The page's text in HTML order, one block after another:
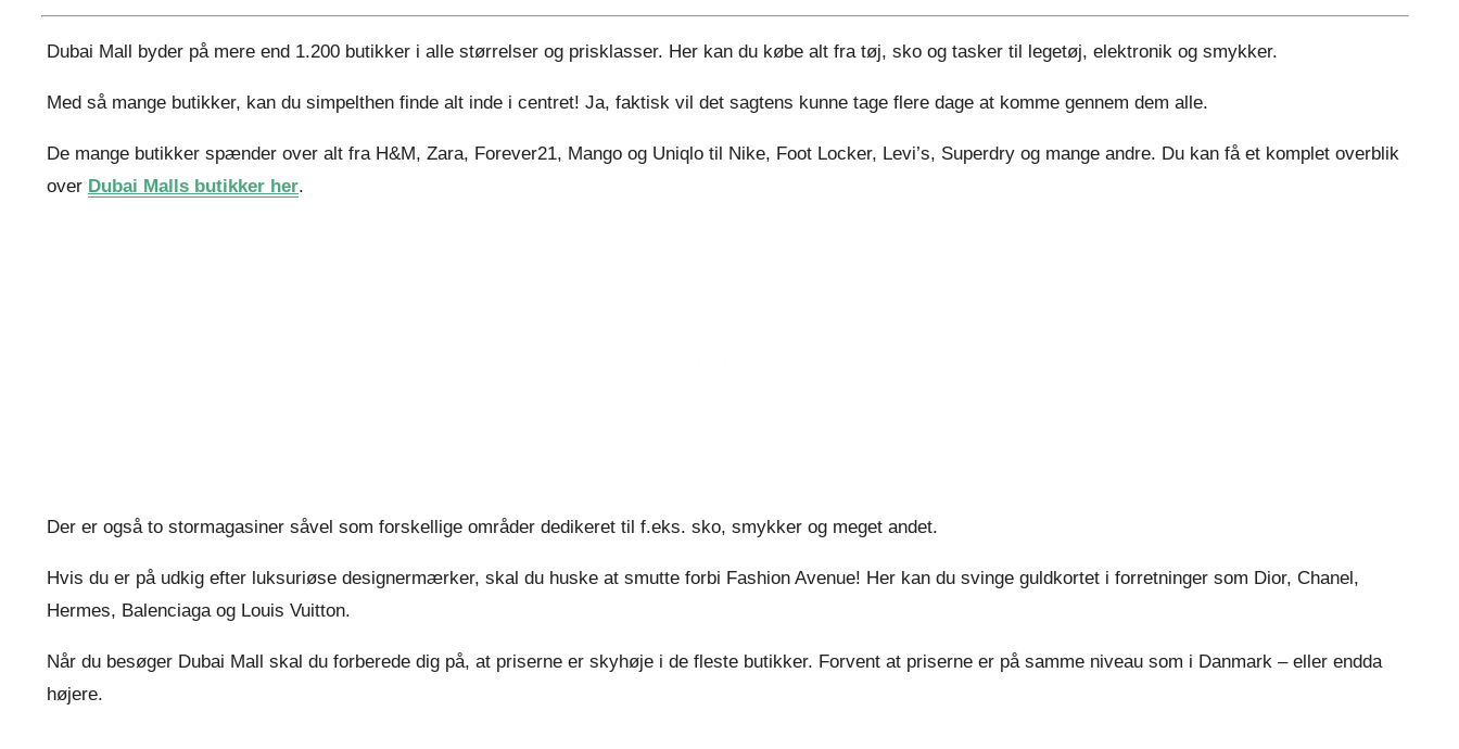
Dubai Mall byder på mere end 1.200 butikker i alle størrelser og prisklasser. Her kan du købe alt fra tøj, sko og tasker til legetøj, elektronik og smykker.
Med så mange butikker, kan du simpelthen finde alt inde i centret! Ja, faktisk vil det sagtens kunne tage flere dage at komme gennem dem alle.
De mange butikker spænder over alt fra H&M, Zara, Forever21, Mango og Uniqlo til Nike, Foot Locker, Levi’s, Superdry og mange andre. Du kan få et komplet overblik
over Dubai Malls butikker her.
Der er også to stormagasiner såvel som forskellige områder dedikeret til f.eks. sko, smykker og meget andet.
Hvis du er på udkig efter luksuriøse designermærker, skal du huske at smutte forbi Fashion Avenue! Her kan du svinge guldkortet i forretninger som Dior, Chanel,
Hermes, Balenciaga og Louis Vuitton.
Når du besøger Dubai Mall skal du forberede dig på, at priserne er skyhøje i de fleste butikker. Forvent at priserne er på samme niveau som i Danmark – eller endda
højere.